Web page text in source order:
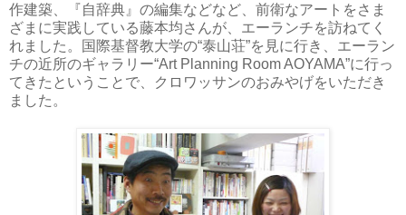
作建築、『自辞典』の編集などなど、前衛なアートをさま
ざまに実践している藤本均さんが、エーランチを訪ねてく
れました。国際基督教大学の“泰山荘”を見に行き、エーラン
チの近所のギャラリー“Art Planning Room AOYAMA”に行っ
てきたということで、クロワッサンのおみやげをいただき
ました。